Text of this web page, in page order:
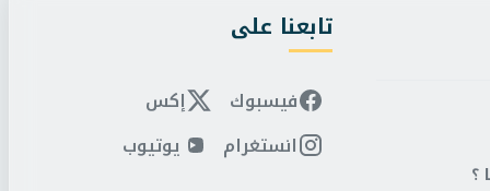
؟
تابعنا على
فيسبوك
إكس
انستغرام
يوتيوب